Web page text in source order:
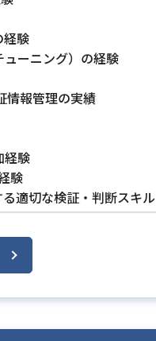
経験
ーニング）の経験
情報管理の実績
経験
験
適切な検証・判断スキル